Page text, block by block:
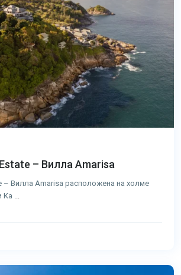
– Вилла Amarisa
– Вилла Amarisa расположена на холме
Ка